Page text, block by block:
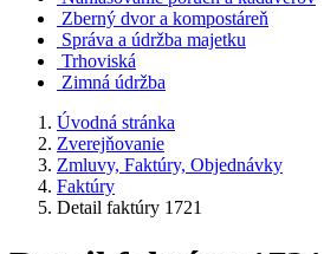
Zberný dvor a kompostáreň
Správa a údržba majetku
Trhoviská
Zimná údržba
Úvodná stránka
Zverejňovanie
Zmluvy, Faktúry, Objednávky
Faktúry
Detail faktúry 1721